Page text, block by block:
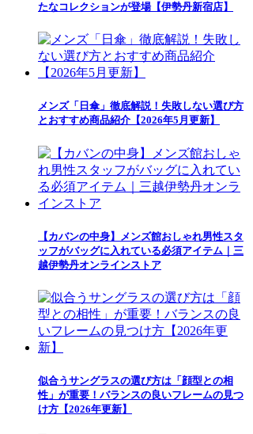
たなコレクションが登場【伊勢丹新宿店】
メンズ「日傘」徹底解説！失敗しない選び方
とおすすめ商品紹介【2026年5月更新】
【カバンの中身】メンズ館おしゃれ男性スタ
ッフがバッグに入れている必須アイテム｜三
越伊勢丹オンラインストア
似合うサングラスの選び方は「顔型との相
性」が重要！バランスの良いフレームの見つ
け方【2026年更新】